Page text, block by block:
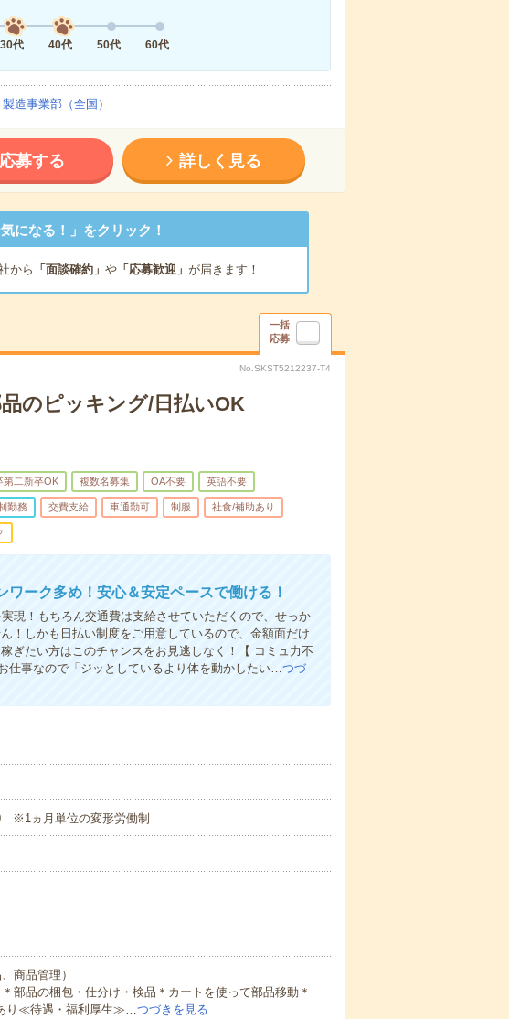
30代 40代 50代 60代
造事業部（全国）
応募する 詳しく見る
になる！」をクリック！
から 「面談確約」 や「応募歓迎」 が届きます！
一括
応募
No.SKST5212237-T4
品のピッキング/日払いOK
第二新卒OK 複数名募集 OA不要 英語不要
勤務 交費支給 車通勤可 制服 社食/補助あり
ーク多め！安心＆安定ペースで働ける！
現！もちろん交通費は支給させていただくので、せっか
！しかも日払い制度をご用意しているので、金額面だけ
ぎたい方はこのチャンスをお見逃しなく！【 コミュ力不
事なので「ジッとしているより体を動かしたい… つづ
※1ヵ月単位の変形労働制
商品管理）
部品の梱包・仕分け・検品＊カートを使って部品移動＊
り≪待遇・福利厚生≫… つづきを見る